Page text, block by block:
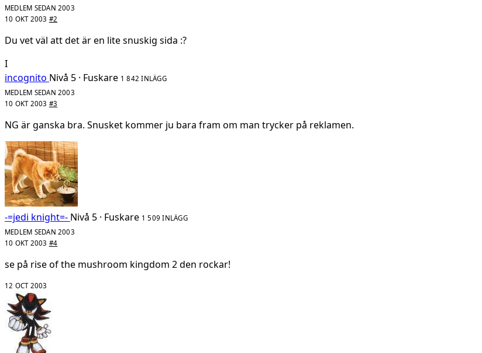
MEDLEM SEDAN 2003
10 OKT 2003 #2
Du vet väl att det är en lite snuskig sida :?
I
incognito Nivå 5 · Fuskare 1 842 INLÄGG
MEDLEM SEDAN 2003
10 OKT 2003 #3
NG är ganska bra. Snusket kommer ju bara fram om man trycker på reklamen.
-=jedi knight=- Nivå 5 · Fuskare 1 509 INLÄGG
MEDLEM SEDAN 2003
10 OKT 2003 #4
se på rise of the mushroom kingdom 2 den rockar!
12 OCT 2003